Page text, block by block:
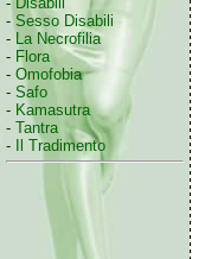
- Sesso Disabili
- La Necrofilia
- Flora
- Omofobia
- Safo
- Kamasutra
- Tantra
-
Il Tradimento